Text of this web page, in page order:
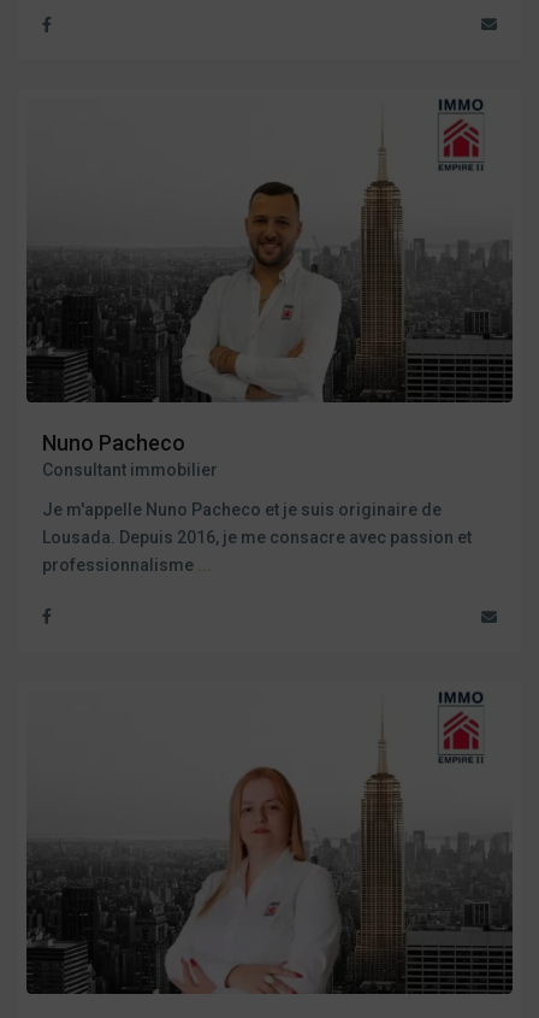
Nuno Pacheco
Consultant immobilier
Je m'appelle Nuno Pacheco et je suis originaire de
Lousada. Depuis 2016, je me consacre avec passion et
professionnalisme